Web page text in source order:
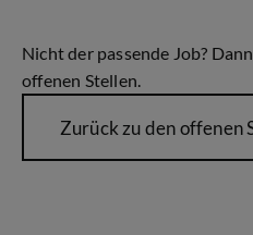
Nicht der passende Job?
offenen Stellen.
Zurück zu den offenen